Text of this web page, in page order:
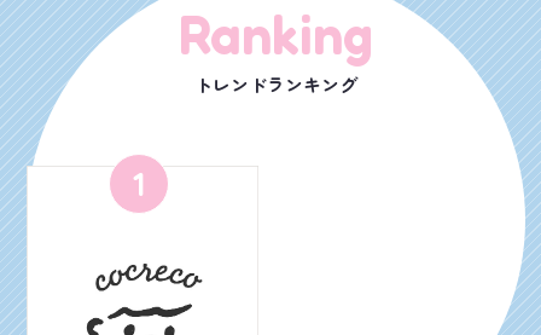
Ranking
トレンドランキング
1